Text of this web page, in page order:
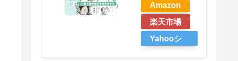
Amazon
楽天市場
Yahooシ